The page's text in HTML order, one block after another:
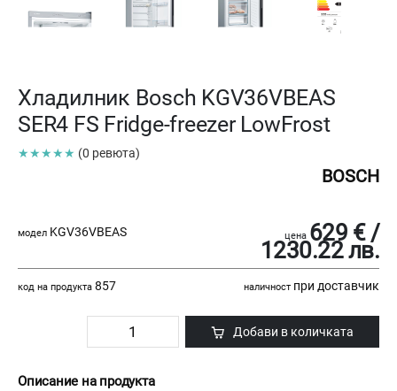
Хладилник Bosch KGV36VBEAS
SER4 FS Fridge-freezer LowFrost
★★★★★ (0 ревюта)
BOSCH
модел KGV36VBEAS цена 629 € /
1230.22 лв.
код на продукта 857 наличност при доставчик
Добави в количката
Описание на продукта